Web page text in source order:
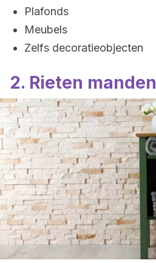
Plafonds
Meubels
Zelfs decoratieobjecten
2. Rieten manden